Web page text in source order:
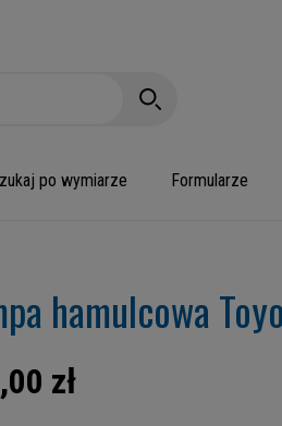
po wymiarze Formularze
hamulcowa
zł